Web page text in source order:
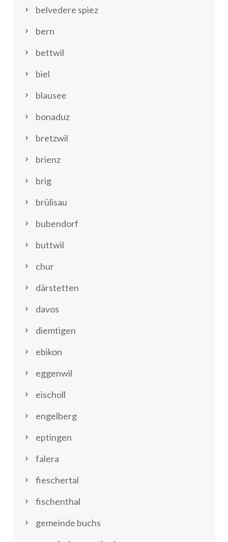
belvedere spiez
bern
bettwil
biel
blausee
bonaduz
bretzwil
brienz
brig
brülisau
bubendorf
buttwil
chur
därstetten
davos
diemtigen
ebikon
eggenwil
eischoll
engelberg
eptingen
falera
fieschertal
fischenthal
gemeinde buchs